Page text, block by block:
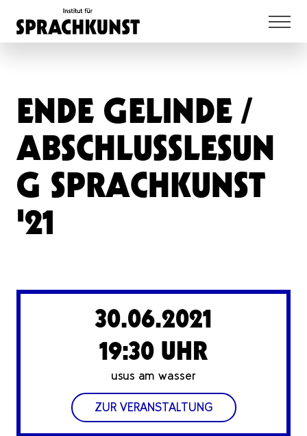
ENDE GELINDE /
ABSCHLUSSLESUN
G SPRACHKUNST
'21
30.06.2021
19:30 UHR
usus am wasser
ZUR VERANSTALTUNG